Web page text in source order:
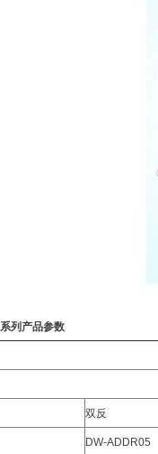
系列 产品参数
双反
DW-ADDR05